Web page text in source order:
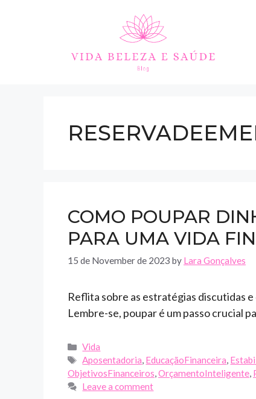
COMO POUPAR
PARA UMA VIDA
15 de November de 2023 by Lara Gonçalves
Reflita sobre as estratégias discutidas
Lembre-se, poupar é um passo crucial
Categories
Vida
Tags
Aposentadoria, EducaçãoFinanceira,
ObjetivosFinanceiros,OrçamentoInteligente,
Leave a comment